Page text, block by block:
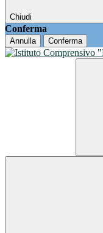
Chiudi
Conferma
Annulla Conferma